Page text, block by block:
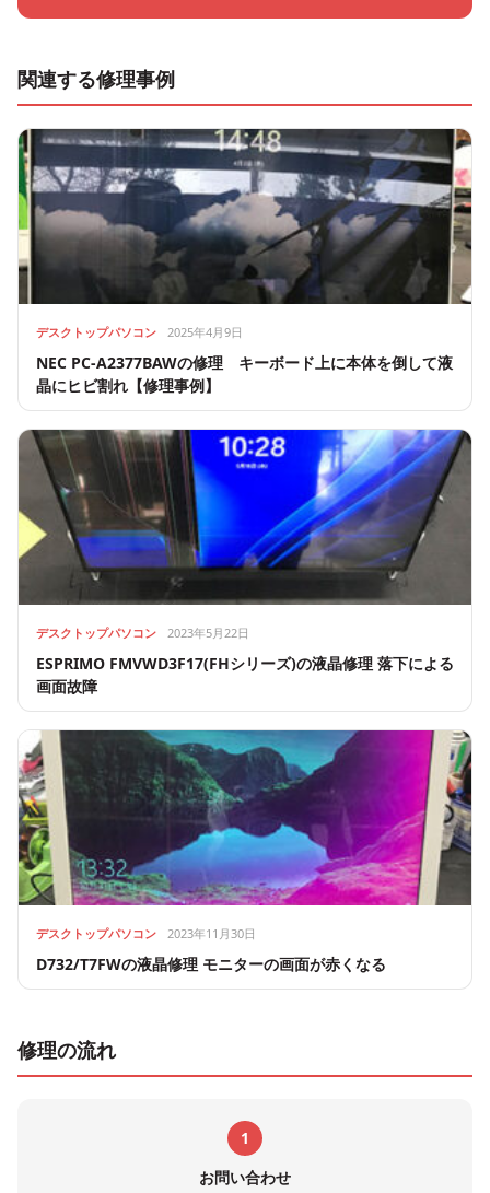
関連する修理事例
デスクトップパソコン 2025年4月9日
NEC PC-A2377BAWの修理 キーボード上に本体を倒して液
晶にヒビ割れ【修理事例】
デスクトップパソコン 2023年5月22日
ESPRIMO FMVWD3F17(FHシリーズ)の液晶修理 落下による
画面故障
デスクトップパソコン 2023年11月30日
D732/T7FWの液晶修理 モニターの画面が赤くなる
修理の流れ
1
お問い合わせ